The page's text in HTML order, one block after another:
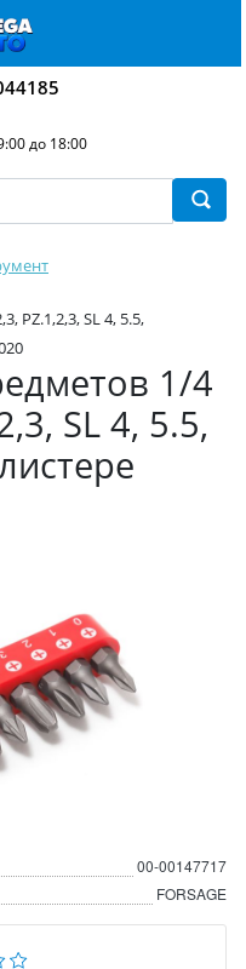
до 18:00
PZ.1,2,3, SL 4, 5.5,
1/4
SL 4, 5.5,
00-00147717
FORSAGE